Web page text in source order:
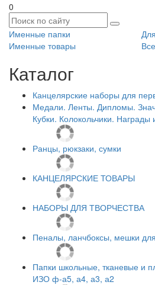
0
Именные папки
Именные товары
Каталог
Канцелярские наборы для
Медали. Ленты. Дипломы.
Кубки. Колокольчики.
Ранцы, рюкзаки, сумки
КАНЦЕЛЯРСКИЕ ТОВАРЫ
НАБОРЫ ДЛЯ ТВОРЧЕСТВА
Пеналы, ланчбоксы, мешки
Папки школьные, тканевые и
ИЗО ф-а5, а4, а3, а2